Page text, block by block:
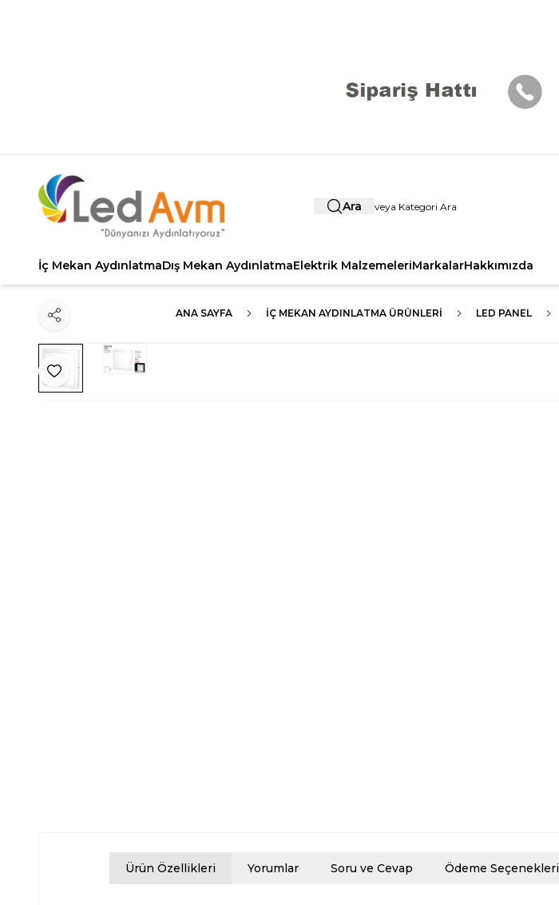
Ara
İç Mekan AydınlatmaDış Mekan AydınlatmaElektrik MalzemeleriMarkalarHakkımızda
ANA SAYFA İÇ MEKAN AYDINLATMA ÜRÜNLERI LED PANEL
Favoriye Ekle
Paylaş
Ürün Özellikleri Yorumlar Soru ve Cevap Ödeme Seçenekleri